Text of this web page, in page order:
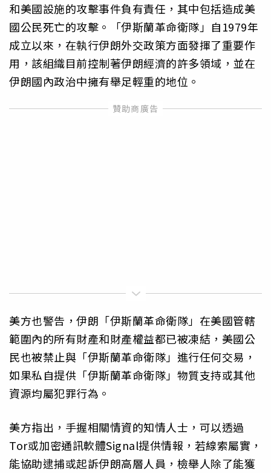
和美國設施的攻擊事件負有責任，其中包括造成美
國公民死亡的攻擊。「伊斯蘭革命衛隊」自1979年
成立以來，在執行伊朗外交政策方面發揮了重要作
用，該組織目前控制著伊朗經濟的許多領域，並在
伊朗國內政治中擁有舉足輕重的地位。
美方也警告，伊朗「伊斯蘭革命衛隊」在美國管轄
範圍內的所有財產和財產權益都已被凍結，美國公
民也被禁止與「伊斯蘭革命衛隊」進行任何交易，
如果私自提供「伊斯蘭革命衛隊」物質支持或其他
資源均屬犯罪行為。
美方指出，手握相關情資的知情人士，可以透過
Tor或加密通訊軟體Signal提供情報，若線索屬實，
能協助逮捕或起訴伊朗高層人員，檢舉人除了能獲